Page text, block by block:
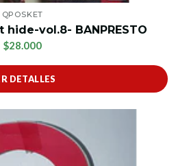
QPOSKET
hide-vol.8- BANPRESTO
$28.000
DETALLES